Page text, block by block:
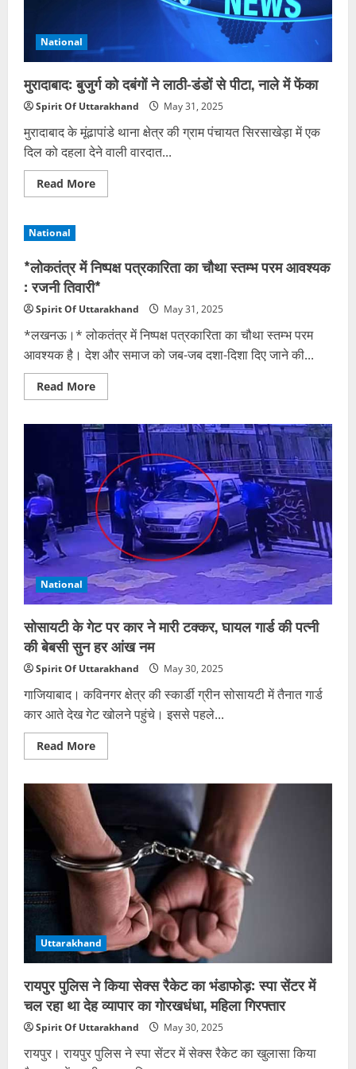
National
मुरादाबाद: बुजुर्ग को दबंगों ने लाठी-डंडों से पीटा, नाले में फेंका
Spirit Of Uttarakhand May 31, 2025
मुरादाबाद के मूंढापांडे थाना क्षेत्र की ग्राम पंचायत सिरसाखेड़ा में एक
दिल को दहला देने वाली वारदात...
Read MoreRead
more
ने
लाठी-
डंडों
पीटा,
नाले
में
फेंका
National
*लोकतंत्र में निष्पक्ष पत्रकारिता का चौथा स्तम्भ परम आवश्यक
: रजनी तिवारी*
Spirit Of Uttarakhand May 31, 2025
*लखनऊ।* लोकतंत्र में निष्पक्ष पत्रकारिता का चौथा स्तम्भ परम
आवश्यक है। देश और समाज को जब-जब दशा-दिशा दिए जाने की...
Read MoreRead
more
में
निष्पक्ष पत्रकारिता
का
चौथा
स्तम्भ परम
आवश्यक
:
रजनी
तिवारी*
National
सोसायटी के गेट पर कार ने मारी टक्कर, घायल गार्ड की पत्नी
की बेबसी सुन हर आंख नम
Spirit Of Uttarakhand May 30, 2025
गाजियाबाद। कविनगर क्षेत्र की स्कार्डी ग्रीन सोसायटी में तैनात गार्ड
कार आते देख गेट खोलने पहुंचे। इससे पहले...
Read MoreRead
more
पर
कार
ने
मारी
टक्कर,
घायल
गार्ड
बेबसी
सुन
हर
आंख
नम
Uttarakhand
रायपुर पुलिस ने किया सेक्स रैकेट का भंडाफोड़: स्पा सेंटर में
चल रहा था देह व्यापार का गोरखधंधा, महिला गिरफ्तार
Spirit Of Uttarakhand May 30, 2025
रायपुर। रायपुर पुलिस ने स्पा सेंटर में सेक्स रैकेट का खुलासा किया